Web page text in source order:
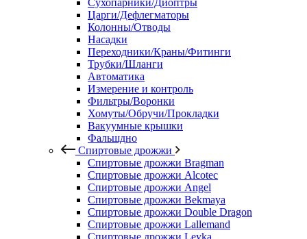
Сухопарники/Диоптры
Царги/Дефлегматоры
Колонны/Отводы
Насадки
Переходники/Краны/Фитинги
Трубки/Шланги
Автоматика
Измерение и контроль
Фильтры/Воронки
Хомуты/Обручи/Прокладки
Вакуумные крышки
Фальшдно
Спиртовые дрожжи
Спиртовые дрожжи Bragman
Спиртовые дрожжи Alcotec
Спиртовые дрожжи Angel
Спиртовые дрожжи Bekmaya
Спиртовые дрожжи Double Dragon
Спиртовые дрожжи Lallemand
Спиртовые дрожжи Leyka